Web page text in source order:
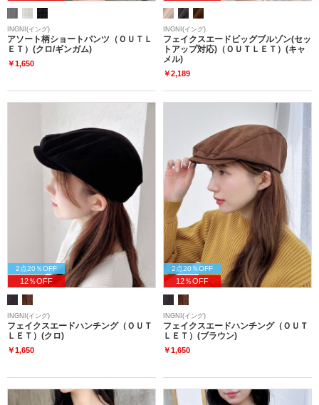
INGNI(イング)
アソート柄ショートパンツ（ＯＵＴＬ
ＥＴ）(クロ/ギンガム)
￥1,650
INGNI(イング)
フェイクスエードビッグブルゾン(セッ
トアップ対応)（ＯＵＴＬＥＴ）(キャ
メル)
￥2,189
2点20％OFF
12％OFF
INGNI(イング)
フェイクスエードハンチング（ＯＵＴ
ＬＥＴ）(クロ)
￥1,650
2点20％OFF
12％OFF
INGNI(イング)
フェイクスエードハンチング（ＯＵＴ
ＬＥＴ）(ブラウン)
￥1,650